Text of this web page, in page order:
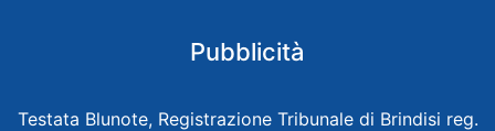
Pubblicità
Testata Blunote, Registrazione Tribunale di Brindisi reg.